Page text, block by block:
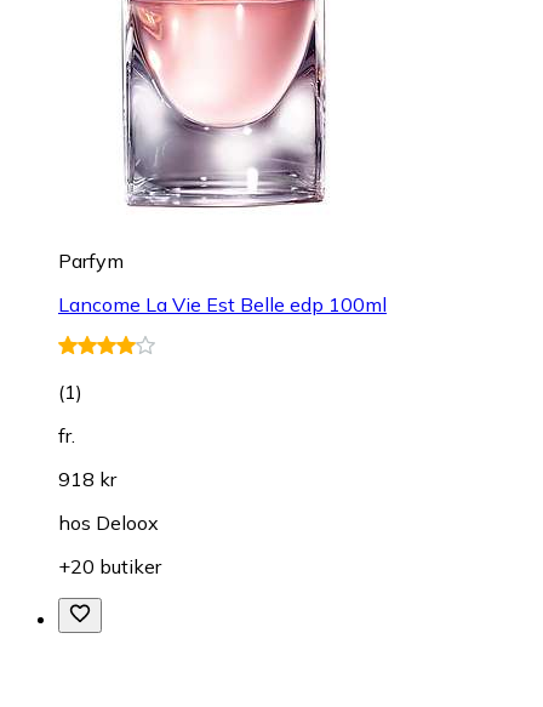
Parfym
Lancome La Vie Est Belle edp 100ml
(1)
fr.
918 kr
hos Deloox
+20 butiker